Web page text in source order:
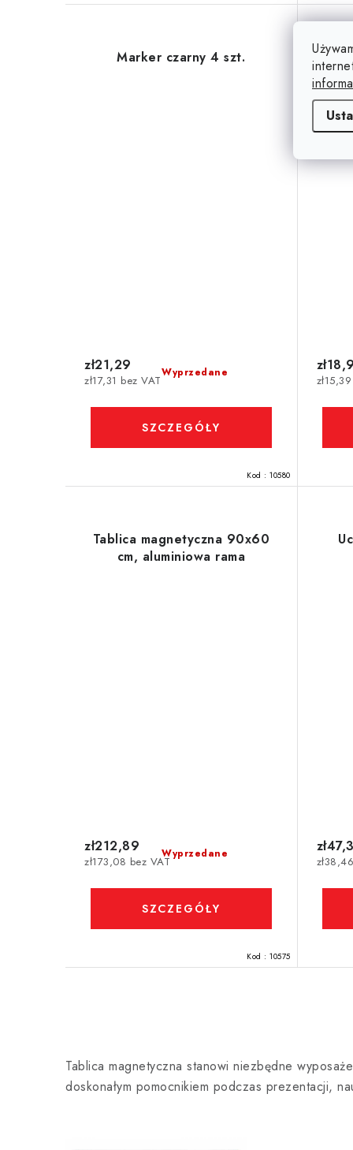
Marker czarny 4 szt.
Wyprzedane
zł17,31 bez VAT
zł21,29
SZCZEGÓŁY
Kod : 10580
Tablica magnetyczna 90x60
cm, aluminiowa rama
Wyprzedane
zł173,08 bez VAT
zł212,89
SZCZEGÓŁY
Kod : 10575
o
n
Tablica magnetyczna stanowi niezbędne
doskonałym pomocnikiem podczas prezentacji,